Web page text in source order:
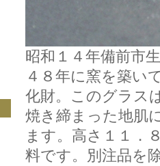
昭和１４年備前市
４８年に窯を築い
化財。このグラス
焼き締まった地肌
ます。高さ１１．
料です。別注品を